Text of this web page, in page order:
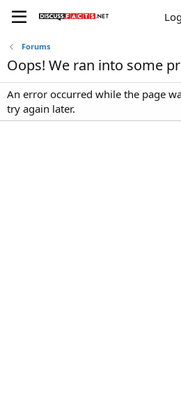
Forums
Oops! We ran into some
An error occurred while the page
try again later.